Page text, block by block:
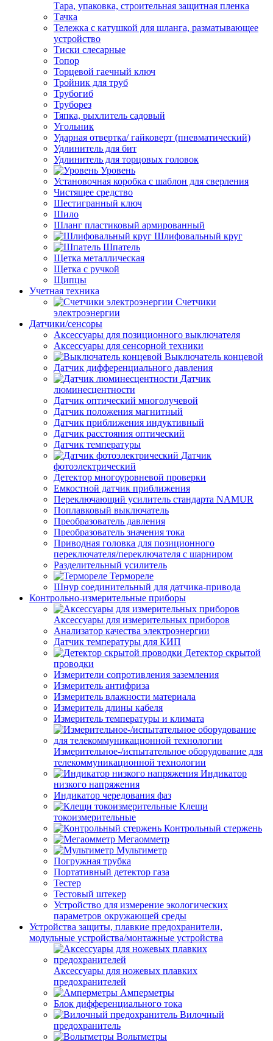
Тара, упаковка, строительная защитная пленка
Тачка
Тележка с катушкой для шланга, разматывающее
устройство
Тиски слесарные
Топор
Торцевой гаечный ключ
Тройник для труб
Трубогиб
Труборез
Тяпка, рыхлитель садовый
Угольник
Ударная отвертка/ гайковерт (пневматический)
Удлинитель для бит
Удлинитель для торцовых головок
Уровень
Установочная коробка с шаблон для сверления
Чистящее средство
Шестигранный ключ
Шило
Шланг пластиковый армированный
Шлифовальный круг
Шпатель
Щетка металлическая
Щетка с ручкой
Щипцы
Учетная техника
Счетчики
электроэнергии
Датчики/сенсоры
Аксессуары для позиционного выключателя
Аксессуары для сенсорной техники
Выключатель концевой
Датчик дифференциального давления
Датчик
люминесцентности
Датчик оптический многолучевой
Датчик положения магнитный
Датчик приближения индуктивный
Датчик расстояния оптический
Датчик температуры
Датчик
фотоэлектрический
Детектор многоуровневой проверки
Емкостной датчик приближения
Переключающий усилитель стандарта NAMUR
Поплавковый выключатель
Преобразователь давления
Преобразователь значения тока
Приводная головка для позиционного
переключателя/переключателя с шарниром
Разделительный усилитель
Термореле
Шнур соединительный для датчика-привода
Контрольно-измерительные приборы
Аксессуары для измерительных приборов
Анализатор качества электроэнергии
Датчик температуры для КИП
Детектор скрытой
проводки
Измерители сопротивления заземления
Измеритель антифриза
Измеритель влажности материала
Измеритель длины кабеля
Измеритель температуры и климата
Измерительное-/испытательное оборудование для
телекоммуникационной технологии
Индикатор
низкого напряжения
Индикатор чередования фаз
Клещи
токоизмерительные
Контрольный стержень
Мегаомметр
Мультиметр
Погружная трубка
Портативный детектор газа
Тестер
Тестовый штекер
Устройство для измерение экологических
параметров окружающей среды
Устройства защиты, плавкие предохранители,
модульные устройства/монтажные устройства
Аксессуары для ножевых плавких
предохранителей
Амперметры
Блок дифференциального тока
Вилочный
предохранитель
Вольтметры